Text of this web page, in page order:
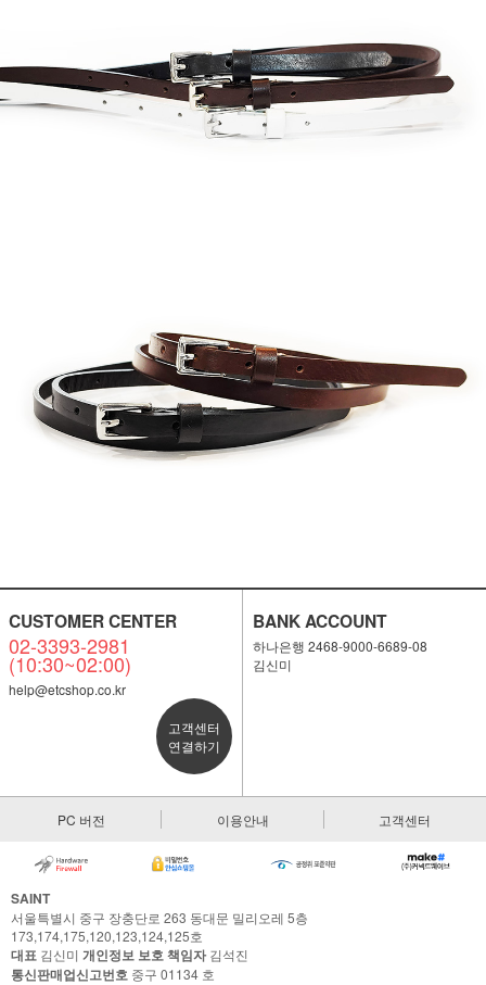
CUSTOMER CENTER
02-3393-2981
(10:30~02:00)
help@etcshop.co.kr
고객센터
연결하기
BANK ACCOUNT
하나은행 2468-9000-6689-08
김신미
PC 버전 이용안내 고객센터
SAINT
서울특별시 중구 장충단로 263 동대문 밀리오레 5층
173,174,175,120,123,124,125호
대표 김신미 개인정보 보호 책임자김석진
통신판매업신고번호 중구 01134 호